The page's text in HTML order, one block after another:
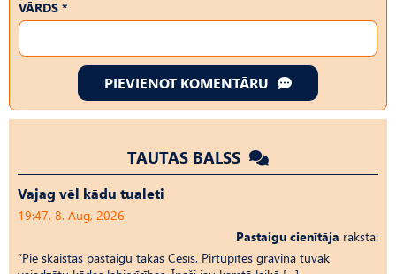
VĀRDS *
PIEVIENOT KOMENTĀRU
TAUTAS BALSS
Vajag vēl kādu tualeti
19:47, 8. Aug, 2026
Pastaigu cienītāja raksta:
“Pie skaistās pastaigu takas Cēsīs, Pirtupītes graviņā tuvāk